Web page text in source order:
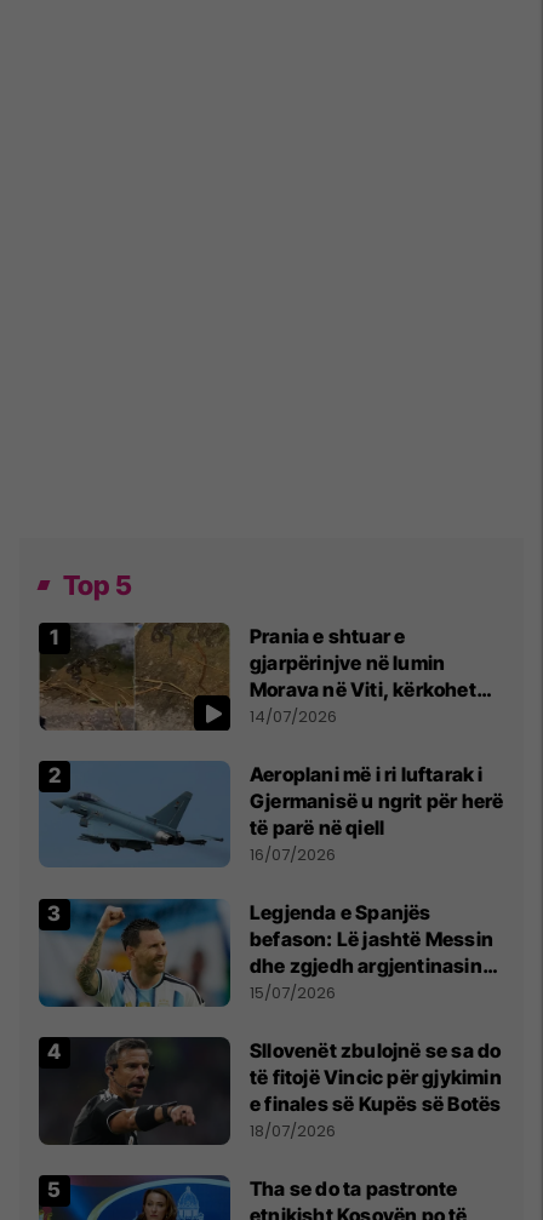
Top 5
Prania e shtuar e
gjarpërinjve në lumin
Morava në Viti, kërkohet
kujdes nga qytetarët
14/07/2026
Aeroplani më i ri luftarak i
Gjermanisë u ngrit për herë
të parë në qiell
16/07/2026
Legjenda e Spanjës
befason: Lë jashtë Messin
dhe zgjedh argjentinasin
më të mirë në botë
15/07/2026
Sllovenët zbulojnë se sa do
të fitojë Vincic për gjykimin
e finales së Kupës së Botës
18/07/2026
Tha se do ta pastronte
etnikisht Kosovën po të